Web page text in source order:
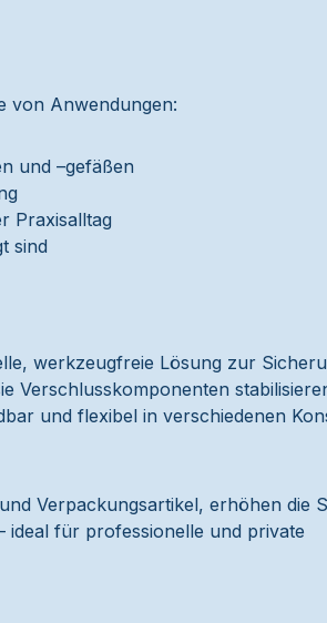
von Anwendungen:
und –gefäßen
Praxisalltag
sind
werkzeugfreie Lösung zur
Verschlusskomponenten
und flexibel in verschiedenen
Verpackungsartikel, erhöhen die
ideal für professionelle und private